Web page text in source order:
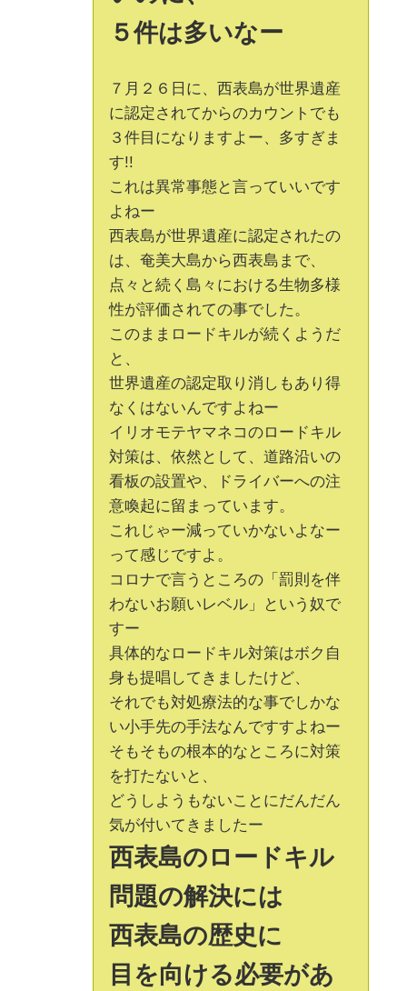
５件は多いなー
７月２６日に、西表島が世界遺産
に認定されてからのカウントでも
３件目になりますよー、多すぎま
す!!
これは異常事態と言っていいです
よねー
西表島が世界遺産に認定されたの
は、奄美大島から西表島まで、
点々と続く島々における生物多様
性が評価されての事でした。
このままロードキルが続くようだ
と、
世界遺産の認定取り消しもあり得
なくはないんですよねー
イリオモテヤマネコのロードキル
対策は、依然として、道路沿いの
看板の設置や、ドライバーへの注
意喚起に留まっています。
これじゃー減っていかないよなー
って感じですよ。
コロナで言うところの「罰則を伴
わないお願いレベル」という奴で
すー
具体的なロードキル対策はボク自
身も提唱してきましたけど、
それでも対処療法的な事でしかな
い小手先の手法なんですすよねー
そもそもの根本的なところに対策
を打たないと、
どうしようもないことにだんだん
気が付いてきましたー
西表島のロードキル
問題の解決には
西表島の歴史に
目を向ける必要があ